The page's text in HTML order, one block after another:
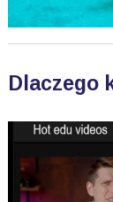
Dlaczego